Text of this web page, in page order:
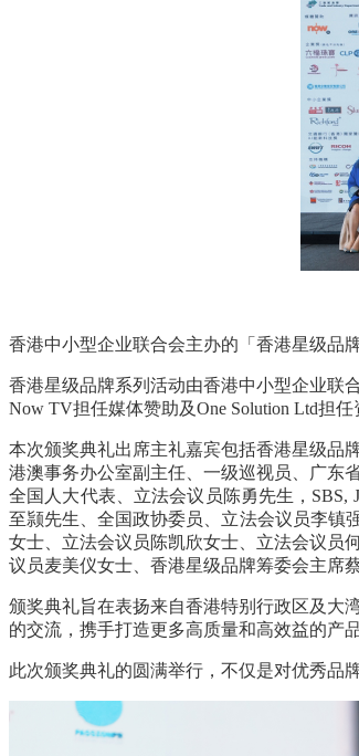
香港中小型企业联合会主办的「香港星级品
香港星级品牌系列活动由香港中小型企业联
Now TV担任媒体赞助及One Solution Ltd担任
本次颁奖典礼出席主礼嘉宾包括香港星级品
港澳事务办公室副主任、一级巡视员、广东
全国人大代表、立法会议员陈勇先生， SBS,
至颕先生、全国政协委员、立法会议员李镇
女士、立法会议员陈凯欣女士、立法会议员
议员麦美仪女士、香港星级品牌筹委会主席
颁奖典礼旨在表扬来自香港特别行政区及大
的交流，携手打造更多高质量和高效益的产
此次颁奖典礼的圆满举行，不仅是对优秀品